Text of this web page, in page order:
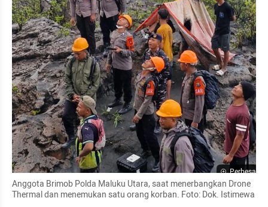
Perbesar
Anggota Brimob Polda Maluku Utara, saat menerbangkan Drone
Thermal dan menemukan satu orang korban. Foto: Dok. Istimewa